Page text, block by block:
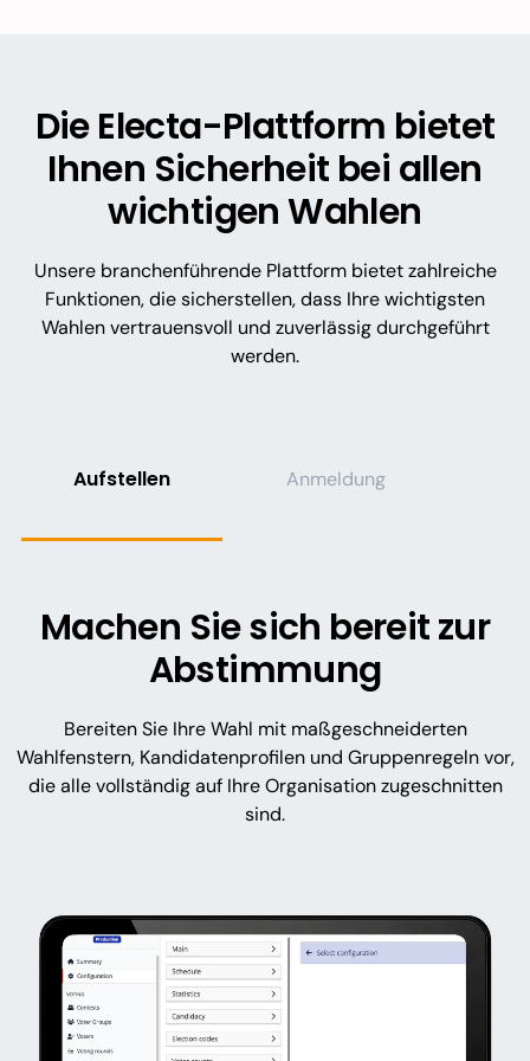
Die Electa-Plattform bietet
Ihnen Sicherheit bei allen
wichtigen Wahlen
Unsere branchenführende Plattform bietet zahlreiche
Funktionen, die sicherstellen, dass Ihre wichtigsten
Wahlen vertrauensvoll und zuverlässig durchgeführt
werden.
Aufstellen Anmeldung
Machen Sie sich bereit zur
Abstimmung
Bereiten Sie Ihre Wahl mit maßgeschneiderten
Wahlfenstern, Kandidatenprofilen und Gruppenregeln vor,
die alle vollständig auf Ihre Organisation zugeschnitten
sind.